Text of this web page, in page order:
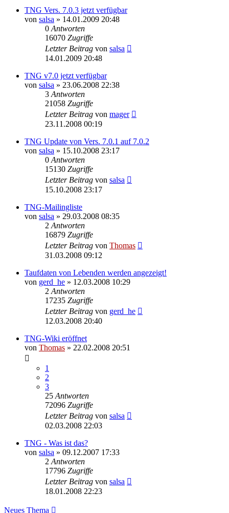
TNG Vers. 7.0.3 jetzt verfügbar
von salsa » 14.01.2009 20:48
0 Antworten
16070 Zugriffe
Letzter Beitrag von salsa
14.01.2009 20:48
TNG v7.0 jetzt verfügbar
von salsa » 23.06.2008 22:38
3 Antworten
21058 Zugriffe
Letzter Beitrag von mager
23.11.2008 00:19
TNG Update von Vers. 7.0.1 auf 7.0.2
von salsa » 15.10.2008 23:17
0 Antworten
15130 Zugriffe
Letzter Beitrag von salsa
15.10.2008 23:17
TNG-Mailingliste
von salsa » 29.03.2008 08:35
2 Antworten
16879 Zugriffe
Letzter Beitrag von Thomas
31.03.2008 09:12
Taufdaten von Lebenden werden angezeigt!
von gerd_he » 12.03.2008 10:29
2 Antworten
17235 Zugriffe
Letzter Beitrag von gerd_he
12.03.2008 20:40
TNG-Wiki eröffnet
von Thomas » 22.02.2008 20:51
1
2
3
25 Antworten
72096 Zugriffe
Letzter Beitrag von salsa
02.03.2008 22:03
TNG - Was ist das?
von salsa » 09.12.2007 17:33
2 Antworten
17796 Zugriffe
Letzter Beitrag von salsa
18.01.2008 22:23
Neues Thema